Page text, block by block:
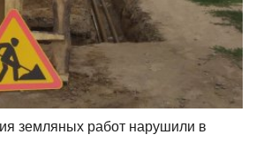
земляных работ нарушили в